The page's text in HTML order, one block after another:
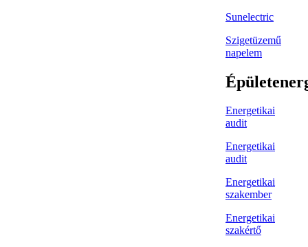
Sunelectric
Szigetüzemű
napelem
Energetikai
audit
Energetikai
audit
Energetikai
szakember
Energetikai
szakértő